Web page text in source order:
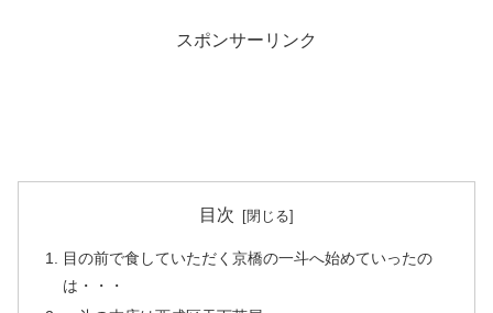
スポンサーリンク
目次
目の前で食していただく京橋の一斗へ始めていったの
は・・・